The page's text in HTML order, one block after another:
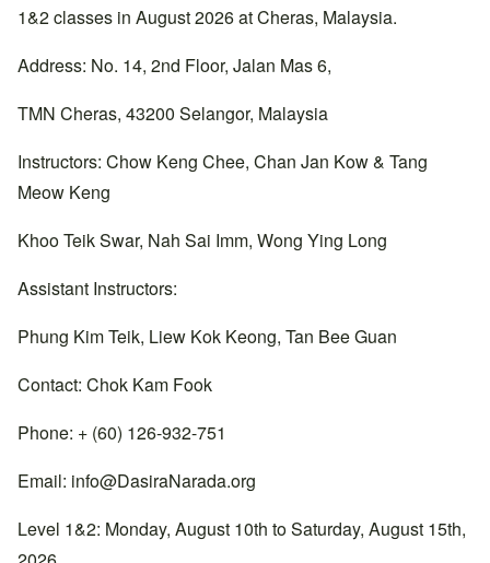
1&2 classes in August 2026 at Cheras, Malaysia.
Address: No. 14, 2nd Floor, Jalan Mas 6,
TMN Cheras, 43200 Selangor, Malaysia
Instructors: Chow Keng Chee, Chan Jan Kow & Tang
Meow Keng
Khoo Teik Swar, Nah Sai Imm, Wong Ying Long
Assistant Instructors:
Phung Kim Teik, Liew Kok Keong, Tan Bee Guan
Contact: Chok Kam Fook
Phone: + (60) 126-932-751
Email: info@DasiraNarada.org
Level 1&2: Monday, August 10th to Saturday, August 15th,